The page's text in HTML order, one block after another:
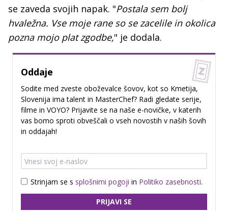
se zaveda svojih napak. "Postala sem bolj
hvaležna. Vse moje rane so se zacelile in okolica
pozna mojo plat zgodbe," je dodala.
Oddaje
Sodite med zveste oboževalce šovov, kot so Kmetija,
Slovenija ima talent in MasterChef? Radi gledate serije,
filme in VOYO? Prijavite se na naše e-novičke, v katerih
vas bomo sproti obveščali o vseh novostih v naših šovih
in oddajah!
Strinjam se s splošnimi pogoji in Politiko zasebnosti.
PRIJAVI SE